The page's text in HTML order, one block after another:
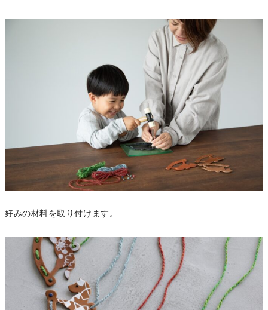
好みの材料を取り付けます。